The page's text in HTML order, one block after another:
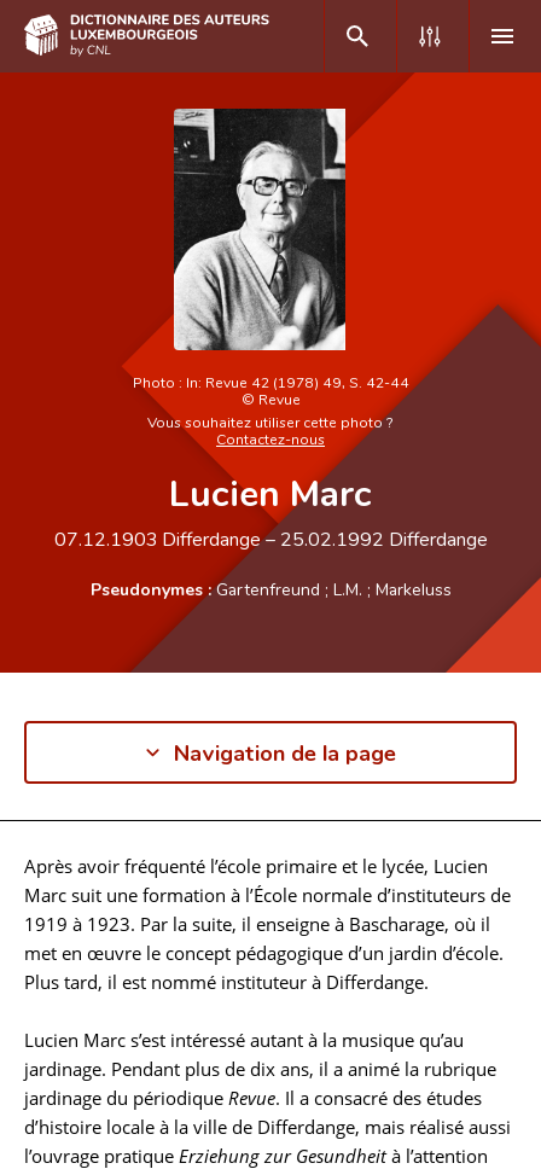
Recherche avancée
Foire aux questions
Photo : In: Revue 42 (1978) 49, S. 42-44
© Revue
Vous souhaitez utiliser cette photo ?
Contactez-nous
Lucien Marc
07.12.1903 Differdange– 25.02.1992 Differdange
Pseudonymes : Gartenfreund ; L.M. ; Markeluss
Navigation de la page
Biographie
Après avoir fréquenté l’école primaire et le lycée, Lucien
Marc suit une formation à l’École normale d’instituteurs de
1919 à 1923. Par la suite, il enseigne à Bascharage, où il
met en œuvre le concept pédagogique d’un jardin d’école.
Plus tard, il est nommé instituteur à Differdange.
Lucien Marc s’est intéressé autant à la musique qu’au
jardinage. Pendant plus de dix ans, il a animé la rubrique
jardinage du périodique Revue. Il a consacré des études
d’histoire locale à la ville de Differdange, mais réalisé aussi
l’ouvrage pratique Erziehung zur Gesundheità l’attention